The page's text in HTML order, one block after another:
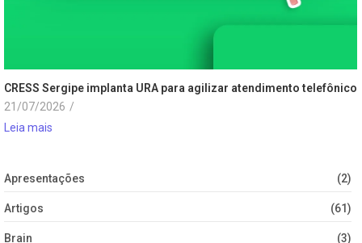
CRESS Sergipe implanta URA para agilizar atendimento telefônico
21/07/2026 /
Leia mais
Apresentações (2)
Artigos (61)
Brain (3)